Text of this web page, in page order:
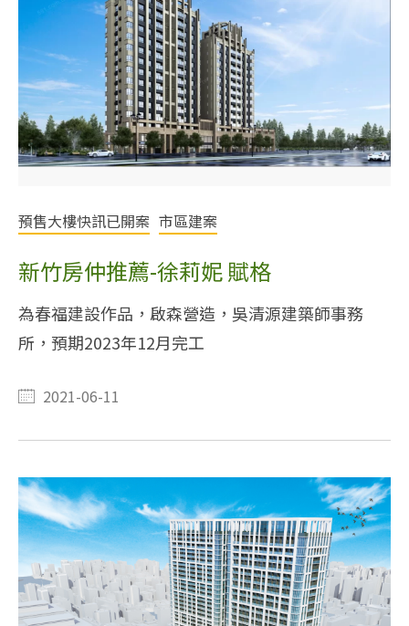
預售大樓快訊已開案 市區建案
新竹房仲推薦-徐莉妮 賦格
為春福建設作品，啟森營造，吳清源建築師事務
所，預期2023年12月完工
2021-06-11